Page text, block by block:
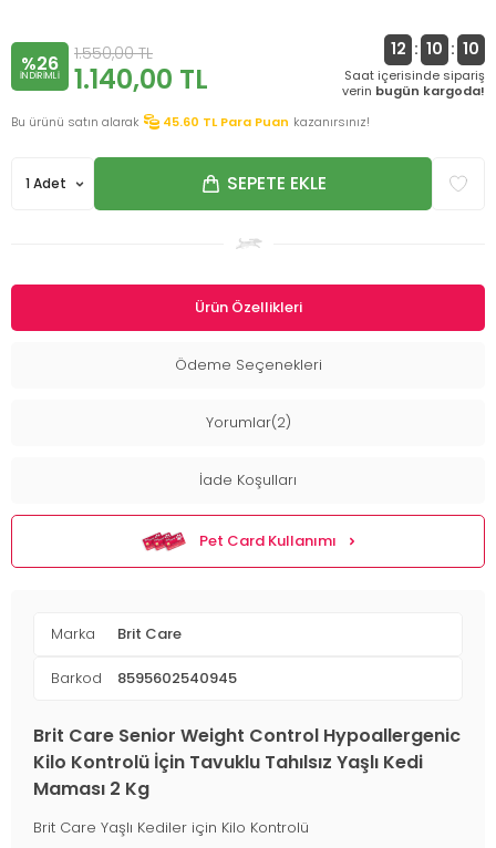
%26
INDIRIMLI
1.550,00TL
1.140,00 TL
12 : 10 : 9
Saat içerisinde sipariş
verin bugün kargoda!
Bu ürünü satın alarak
45.60 TL Para Puan kazanırsınız!
SEPETE EKLE
Ürün Özellikleri
Ödeme Seçenekleri
Yorumlar(2)
İade Koşulları
Pet Card Kullanımı
Marka Brit Care
Barkod 8595602540945
Brit Care Senior Weight Control Hypoallergenic
Kilo Kontrolü İçin Tavuklu Tahılsız Yaşlı Kedi
Maması 2 Kg
Brit Care Yaşlı Kediler için Kilo Kontrolü